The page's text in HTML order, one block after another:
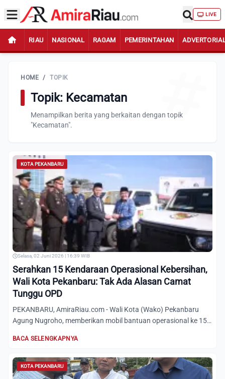
LIVE
RIAU NASIONAL RAGAM PEMERINTAHAN
HOME / TOPIK
Topik: Kecamatan
Menampilkan berita yang berkaitan dengan topik
"Kecamatan".
KOTA PEKANBARU
Selasa, 02 Juni 2026 | 16:39 WIB
Serahkan 15 Kendaraan Operasional Kebersihan,
Wali Kota Pekanbaru: Tak Ada Alasan Camat
Tunggu OPD
PEKANBARU, AmiraRiau.com - Wali Kota (Wako) Pekanbaru
Agung Nugroho, memberikan mobil bantuan operasional ke 15
BACA SELENGKAPNYA
KOTA PEKANBARU